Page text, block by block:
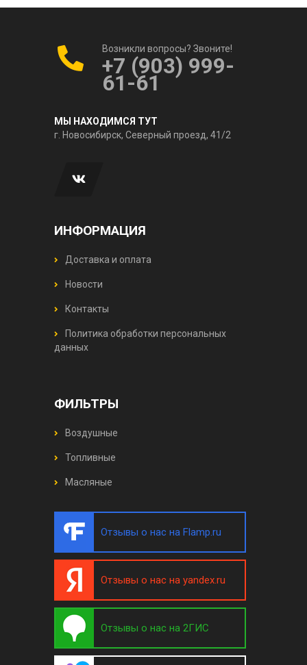
Возникли вопросы? Звоните!
+7 (903) 999-
61-61
МЫ НАХОДИМСЯ ТУТ
г. Новосибирск, Северный проезд, 41/2
ИНФОРМАЦИЯ
Доставка и оплата
Новости
Контакты
Политика обработки персональных
данных
ФИЛЬТРЫ
Воздушные
Топливные
Масляные
Отзывы о нас на Flamp.ru
Отзывы о нас на yandex.ru
Отзывы о нас на 2ГИС